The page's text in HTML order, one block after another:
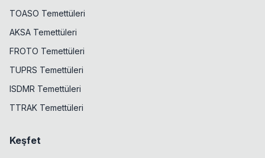
TOASO Temettüleri
AKSA Temettüleri
FROTO Temettüleri
TUPRS Temettüleri
ISDMR Temettüleri
TTRAK Temettüleri
Keşfet